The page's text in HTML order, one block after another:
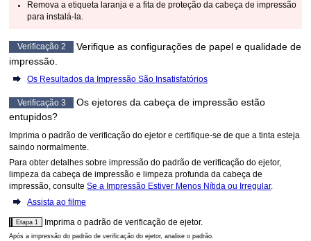
Remova a etiqueta laranja e a fita de proteção dacabeça de impressão
para instalá-la.
Verificação 2
Verifique as configurações de papel e qualidade de
impressão.
Os Resultados da Impressão São Insatisfatórios
Verificação 3 Osejetores da cabeça de impressão estão
entupidos?
Imprima o padrão de verificação do ejetor e certifique-se de que a tinta esteja
saindo normalmente.
Para obter detalhes sobre impressão do padrão de verificação do ejetor,
limpeza dacabeça de impressão e limpeza profunda da cabeça de
impressão, consulteSe a Impressão Estiver Menos Nítida ou Irregular.
Assista ao filme
Etapa 1 Imprima o padrão de verificação de ejetor.
Após a impressão do padrão de verificação do ejetor, analise o padrão.